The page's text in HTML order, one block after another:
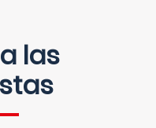
las